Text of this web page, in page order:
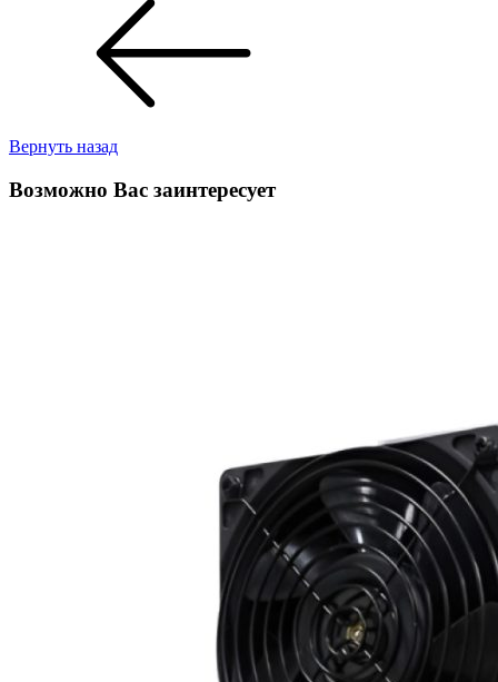
Вернуть назад
Возможно Вас заинтересует